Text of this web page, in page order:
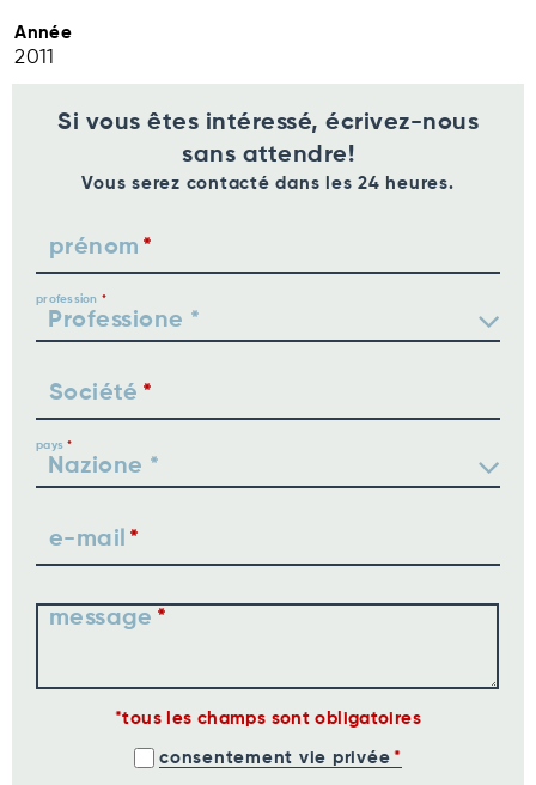
Année
2011
Si vous êtes intéressé, écrivez-nous
sans attendre!
Vous serez contacté dans les 24 heures.
prénom
profession
Société
pays
e-mail
message
tous les champs sont obligatoires
consentement vie privée